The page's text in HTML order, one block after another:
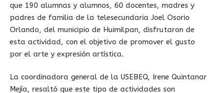
que 190 alumnas y alumnos, 60 docentes, madres y
padres de familia de la telesecundaria Joel Osorio
Orlando, del municipio de Huimilpan, disfrutaron de
esta actividad, con el objetivo de promover el gusto
por el arte y expresión artística.
La coordinadora general de la USEBEQ, Irene Quintanar
Mejía, resaltó que este tipo de actividades son